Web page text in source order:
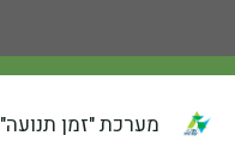
מערכת "זמן תנועה"